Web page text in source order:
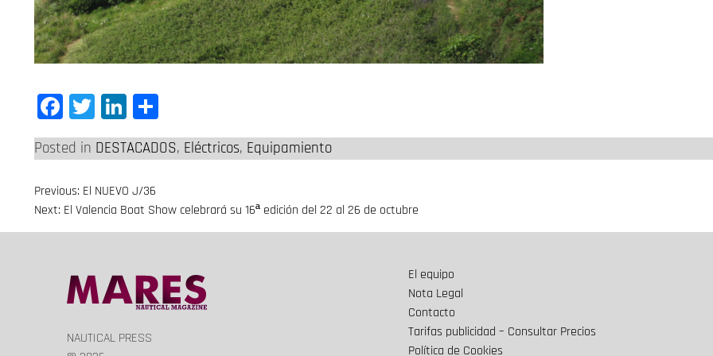
Facebook
TwitterLinkedIn
Posted in DESTACADOS, Eléctricos, Equipamiento
Navegación
Previous: El NUEVO J/36
Next: El Valencia Boat Show celebrará su 16ª edición del 22 al 26 de octubre
NAUTICAL PRESS
El equipo
Nota Legal
Contacto
Tarifas publicidad – Consultar Precios
Política de Cookies